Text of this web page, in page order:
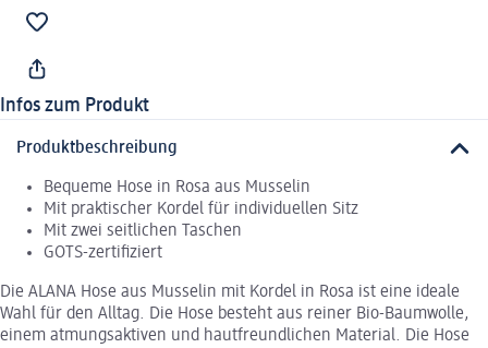
Infos zum Produkt
Produktbeschreibung
Bequeme Hose in Rosa aus Musselin
Mit praktischer Kordel für individuellen Sitz
Mit zwei seitlichen Taschen
GOTS-zertifiziert
Die ALANA Hose aus Musselin mit Kordel in Rosa ist eine ideale
Wahl für den Alltag. Die Hose besteht aus reiner Bio-Baumwolle,
einem atmungsaktiven und hautfreundlichen Material. Die Hose